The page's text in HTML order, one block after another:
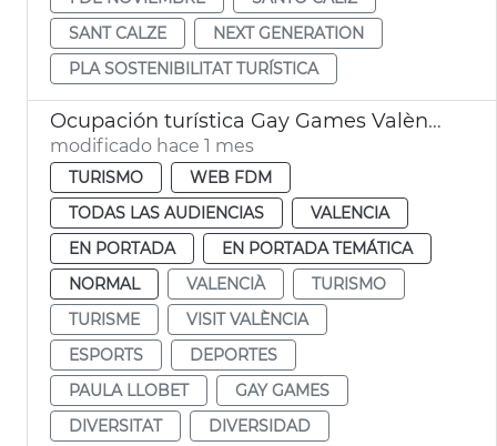
SANT CALZE
NEXT GENERATION
PLA SOSTENIBILITAT TURÍSTICA
Ocupación turística Gay Games València 2026
modificado hace 1 mes
TURISMO
WEB FDM
TODAS LAS AUDIENCIAS
VALENCIA
EN PORTADA
EN PORTADA TEMÁTICA
NORMAL
VALENCIÀ
TURISMO
TURISME
VISIT VALÈNCIA
ESPORTS
DEPORTES
PAULA LLOBET
GAY GAMES
DIVERSITAT
DIVERSIDAD